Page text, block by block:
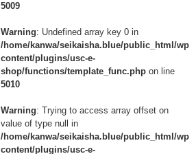
5009
Warning: Undefined array key 0 in
/home/kanwa/seikaisha.blue/public_html/wp/
content/plugins/usc-e-
shop/functions/template_func.phpon line
5010
Warning: Trying to access array offset on
value of type null in
/home/kanwa/seikaisha.blue/public_html/wp/
content/plugins/usc-e-